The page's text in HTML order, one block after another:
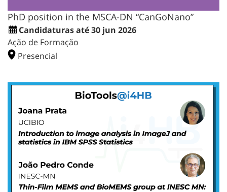
PhD position in the MSCA-DN “CanGoNano”
Candidaturas até 30 jun 2026
Ação de Formação
Presencial